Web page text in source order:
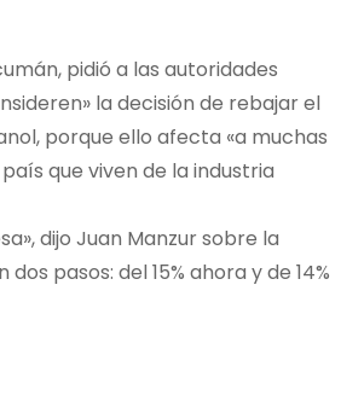
pidió a las autoridades
la decisión de rebajar el
porque ello afecta «a muchas
que viven de la industria
dijo Juan Manzur sobre la
pasos: del 15% ahora y de 14%